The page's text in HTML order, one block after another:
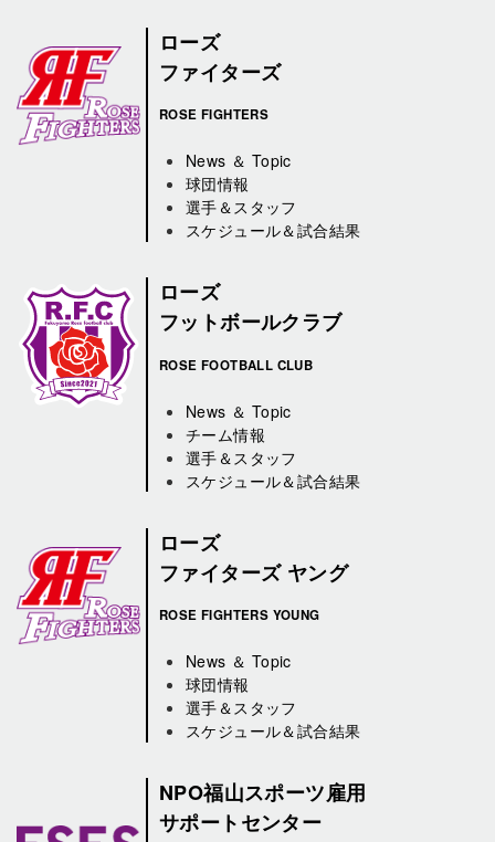
ローズ
ファイターズ
ROSE FIGHTERS
News ＆ Topic
球団情報
選手＆スタッフ
スケジュール＆試合結果
ローズ
フットボールクラブ
ROSE FOOTBALL CLUB
News ＆ Topic
チーム情報
選手＆スタッフ
スケジュール＆試合結果
ローズ
ファイターズ ヤング
ROSE FIGHTERS YOUNG
News ＆ Topic
球団情報
選手＆スタッフ
スケジュール＆試合結果
NPO福山スポーツ雇用
サポートセンター